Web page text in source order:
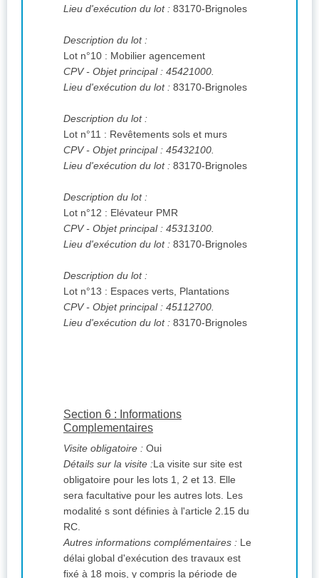
Lieu d'exécution du lot : 83170-Brignoles
Description du lot :
Lot n°10 : Mobilier agencement
CPV- Objet principal : 45421000.
Lieu d'exécution du lot : 83170-Brignoles
Description du lot :
Lot n°11 : Revêtements sols et murs
CPV- Objet principal : 45432100.
Lieu d'exécution du lot : 83170-Brignoles
Description du lot :
Lot n°12 : Elévateur PMR
CPV- Objet principal : 45313100.
Lieu d'exécution du lot : 83170-Brignoles
Description du lot :
Lot n°13 : Espaces verts, Plantations
CPV- Objet principal : 45112700.
Lieu d'exécution du lot : 83170-Brignoles
Section 6 : Informations
Complementaires
Visite obligatoire : Oui
Détails sur la visite :La visite sur site est
obligatoire pour les lots 1, 2 et 13. Elle
sera facultative pour les autres lots. Les
modalité s sont définies à l'article 2.15 du
RC.
Autres informations complémentaires : Le
délai global d'exécution des travaux est
fixé à 18 mois, y compris la période de